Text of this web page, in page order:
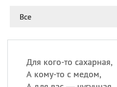
Все
Для кого-то сахарная,
А кому-то с медом,